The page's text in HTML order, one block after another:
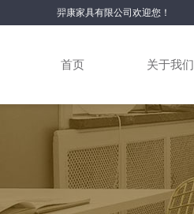
羿康家具有限公司欢迎您！
首页 关于我们